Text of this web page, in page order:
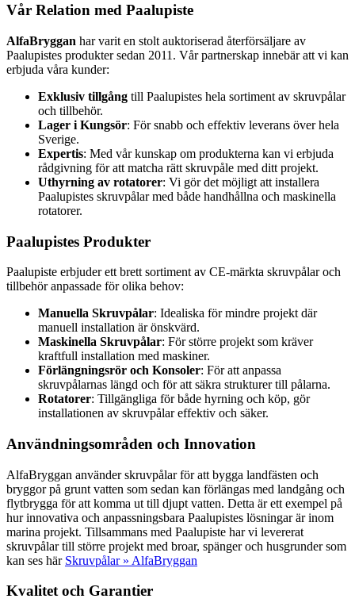
Vår Relation med Paalupiste
AlfaBryggan har varit en stolt auktoriserad återförsäljare av
Paalupistes produkter sedan 2011. Vår partnerskap innebär att vi kan
erbjuda våra kunder:
Exklusiv tillgång till Paalupistes hela sortiment av skruvpålar
och tillbehör.
Lager i Kungsör: För snabb och effektiv leverans över hela
Sverige.
Expertis: Med vår kunskap om produkterna kan vi erbjuda
rådgivning för att matcha rätt skruvpåle med ditt projekt.
Uthyrning av rotatorer: Vi gör det möjligt att installera
Paalupistes skruvpålar med både handhållna och maskinella
rotatorer.
Paalupistes Produkter
Paalupiste erbjuder ett brett sortiment av CE-märkta skruvpålar och
tillbehör anpassade för olika behov:
Manuella Skruvpålar: Idealiska för mindre projekt där
manuell installation är önskvärd.
Maskinella Skruvpålar: För större projekt som kräver
kraftfull installation med maskiner.
Förlängningsrör och Konsoler: För att anpassa
skruvpålarnas längd och för att säkra strukturer till pålarna.
Rotatorer: Tillgängliga för både hyrning och köp, gör
installationen av skruvpålar effektiv och säker.
Användningsområden och Innovation
AlfaBryggan använder skruvpålar för att bygga landfästen och
bryggor på grunt vatten som sedan kan förlängas med landgång och
flytbrygga för att komma ut till djupt vatten. Detta är ett exempel på
hur innovativa och anpassningsbara Paalupistes lösningar är inom
marina projekt. Tillsammans med Paalupiste har vi levererat
skruvpålar till större projekt med broar, spänger och husgrunder som
kan ses här Skruvpålar » AlfaBryggan
Kvalitet och Garantier